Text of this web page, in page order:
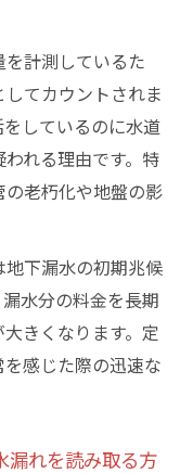
計測しているた
てカウントされま
しているのに水道
れる理由です。特
老朽化や地盤の影
下漏水の初期兆候
水分の料金を長期
きくなります。定
感じた際の迅速な
漏れを読み取る方